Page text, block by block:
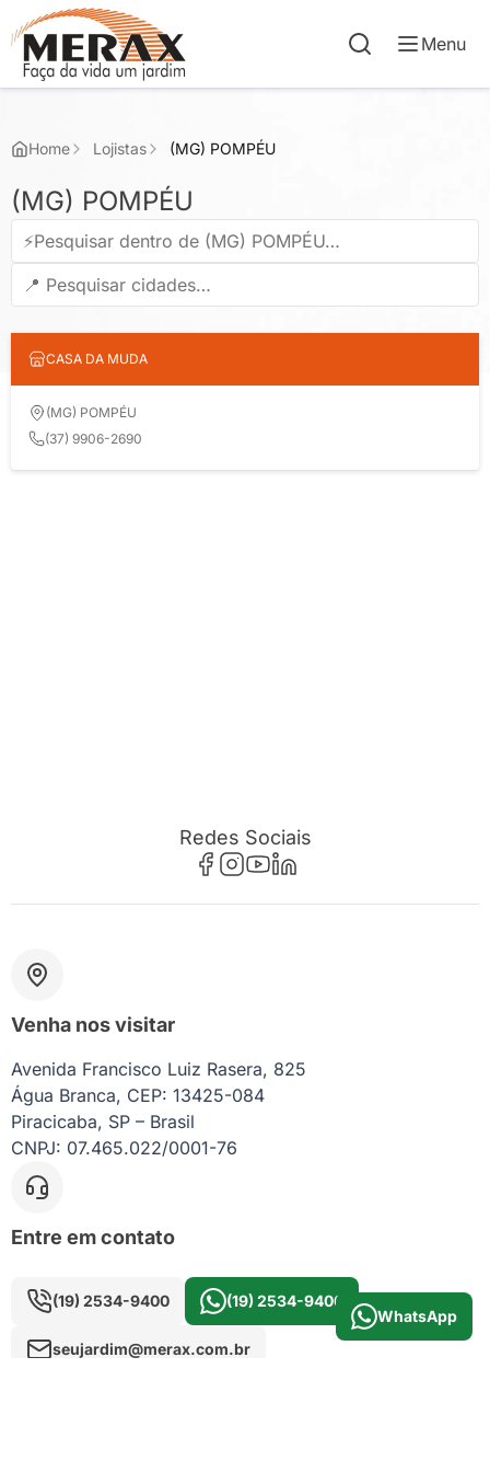
Menu
Home Lojistas (MG) POMPÉU
(MG) POMPÉU
CASA DA MUDA
(MG) POMPÉU
(37) 9906-2690
WhatsApp
Redes Sociais
Venha nos visitar
Avenida Francisco Luiz Rasera, 825
Água Branca, CEP: 13425-084
Piracicaba, SP – Brasil
CNPJ: 07.465.022/0001-76
Entre em contato
(19) 2534-9400 (19) 2534-9400
seujardim@merax.com.br